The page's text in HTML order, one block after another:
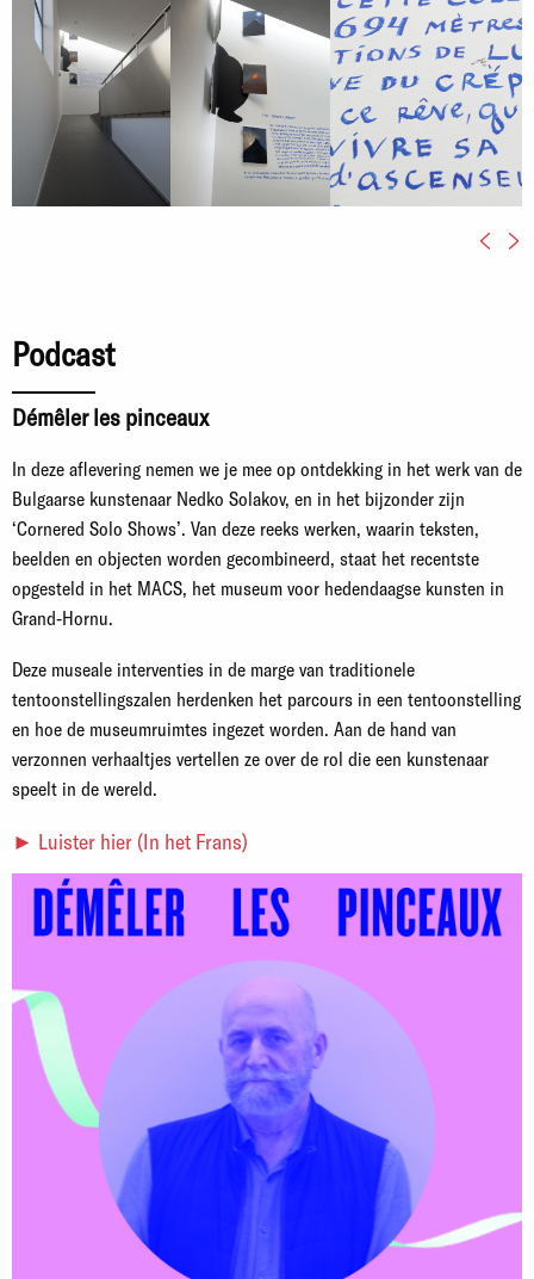
Podcast
Démêler les pinceaux
In deze aflevering nemen we je mee op ontdekking in het werk van de
Bulgaarse kunstenaar Nedko Solakov, en in het bijzonder zijn
‘Cornered Solo Shows’. Van deze reeks werken, waarin teksten,
beelden en objecten worden gecombineerd, staat het recentste
opgesteld in het MACS, het museum voor hedendaagse kunsten in
Grand-Hornu.
Deze museale interventies in de marge van traditionele
tentoonstellingszalen herdenken het parcours in een tentoonstelling
en hoe de museumruimtes ingezet worden. Aan de hand van
verzonnen verhaaltjes vertellen ze over de rol die een kunstenaar
speelt in de wereld.
► Luister hier (In het Frans)